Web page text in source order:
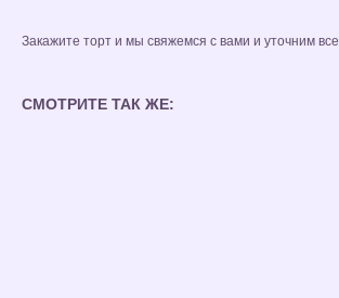
Закажите торт и мы свяжемся с вами и уточним
СМОТРИТЕ ТАК ЖЕ: